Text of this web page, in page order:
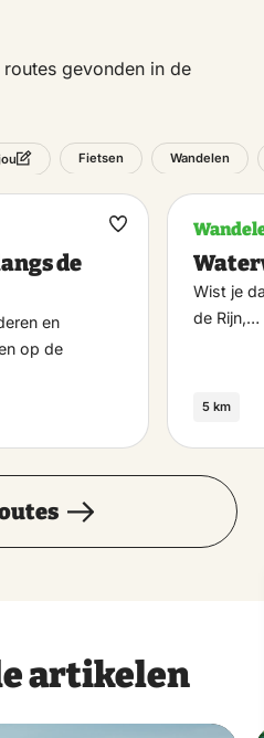
gevonden in de
Fietsen Wandelen
de
en
op de
Maak
Wist je
de Rijn,…
5 km
artikelen